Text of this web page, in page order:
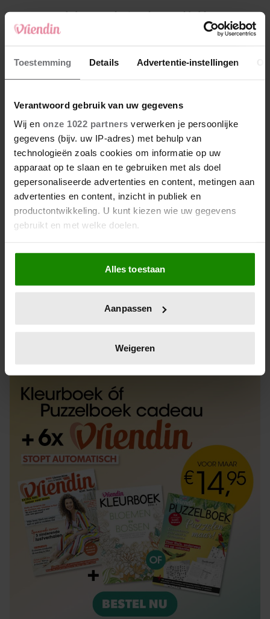
Toestemming Details Advertentie-instellingen
Verantwoord gebruik van uw gegevens
Wij en onze 1022 partners verwerken je persoonlijke
gegevens (bijv. uw IP-adres) met behulp van
technologieën zoals cookies om informatie op uw
apparaat op te slaan en te gebruiken met als doel
gepersonaliseerde advertenties en content, metingen aan
advertenties en content, inzicht in publiek en
productontwikkeling. U kunt kiezen wie uw gegevens
gebruikt en met welke doelen.
Als u het toestaat, willen we ook graag:
Informatie verzamelen over uw geografische
locatie, die tot een paar meter nauwkeurig kan zijn
scannen op specifieke eigenschappen (fingerprinting)
verwerkt en stel uw voorkeuren in het
intrekken in de Cookieverklaring.
We gebruiken cookies om content en advertenties te
personaliseren, om functies voor social media te bieden
en om ons websiteverkeer te analyseren. Ook delen we
informatie over uw gebruik van onze site met onze
partners voor social media, adverteren en analyse. Deze
partners kunnen deze gegevens combineren met andere
informatie die u aan ze heeft verstrekt of die ze hebben
verzameld op basis van uw gebruik van hun services. U
gaat akkoord met onze cookies als u onze website blijft
gebruiken.
Alles toestaan
Aanpassen
Weigeren
4 Makelaar Mandy: ‘Vrijdagavond belde Bart.
Hij sprak eng kalm’
5 Makelaar Mandy: ‘Judith typt… En deze keer
durf ik bijna niet te lezen wat er komt’
Nieuw